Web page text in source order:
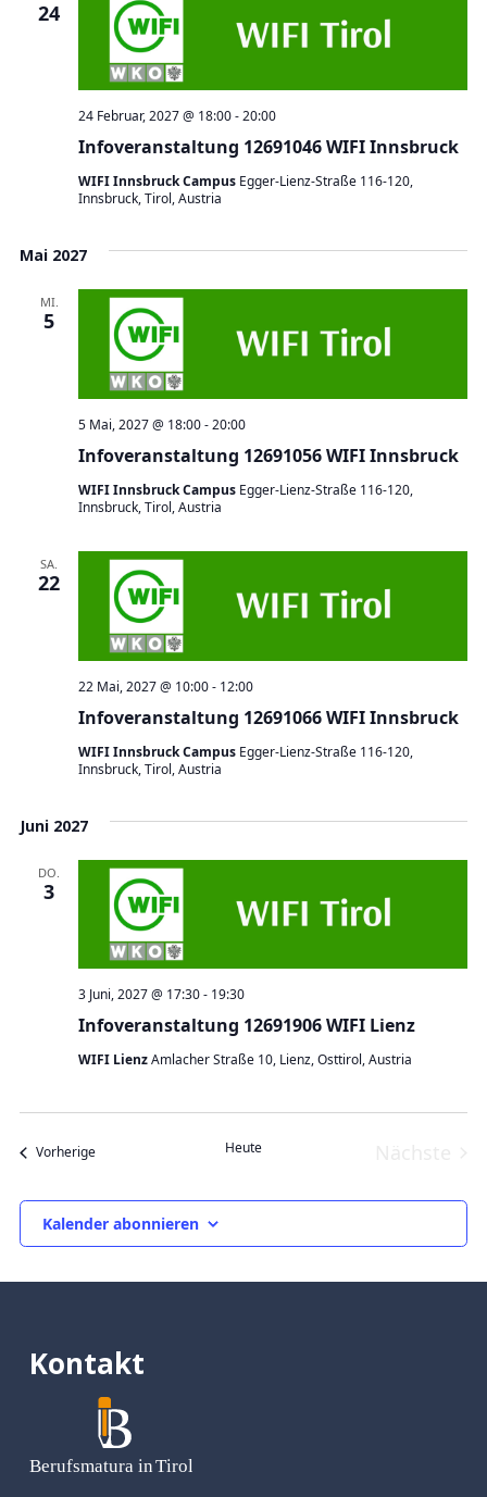
24
Infoveranstaltung 12691046 WIFI Innsbruck
24 Februar, 2027 @ 18:00-20:00
WIFI Innsbruck Campus Egger-Lienz-Straße 116-120,
Innsbruck, Tirol, Austria
Mai 2027
MI.
5
Infoveranstaltung 12691056 WIFI Innsbruck
5 Mai, 2027 @ 18:00-20:00
WIFI Innsbruck Campus Egger-Lienz-Straße 116-120,
Innsbruck, Tirol, Austria
SA.
22
Infoveranstaltung 12691066 WIFI Innsbruck
22 Mai, 2027 @ 10:00- 12:00
WIFI Innsbruck Campus Egger-Lienz-Straße 116-120,
Innsbruck, Tirol, Austria
Juni 2027
DO.
3
Infoveranstaltung 12691906 WIFI Lienz
3 Juni, 2027 @ 17:30- 19:30
WIFI LienzAmlacher Straße 10, Lienz, Osttirol, Austria
VorherigeVeranstaltungen Heute
Kalender abonnieren
Kontakt